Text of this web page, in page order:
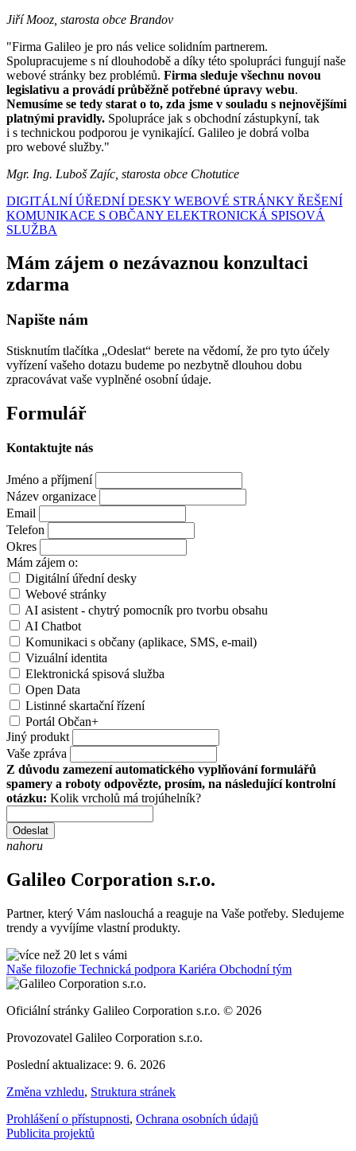
Jiří Mooz, starosta obce Brandov
"Firma Galileo je pro nás velice solidním partnerem.
Spolupracujeme s ní dlouhodobě a díky této spolupráci fungují naše
webové stránky bez problémů. Firma sleduje všechnu novou
legislativu a provádí průběžně potřebné úpravy webu.
Nemusíme se tedy starat o to, zda jsme v souladu s nejnovějšími
platnými pravidly. Spolupráce jak s obchodní zástupkyní, tak
i s technickou podporou je vynikající. Galileo je dobrá volba
pro webové služby."
Mgr. Ing. Luboš Zajíc, starosta obce Chotutice
DIGITÁLNÍ ÚŘEDNÍ DESKY WEBOVÉ STRÁNKY ŘEŠENÍ
KOMUNIKACE S OBČANY ELEKTRONICKÁ SPISOVÁ
SLUŽBA
Mám zájem o nezávaznou konzultaci
zdarma
Napište nám
Stisknutím tlačítka „Odeslat“ berete na vědomí, že pro tyto účely
vyřízení vašeho dotazu budeme po nezbytně dlouhou dobu
zpracovávat vaše vyplněné osobní údaje.
Formulář
Kontaktujte nás
Jméno a příjmení
Název organizace
Email
Telefon
Okres
Mám zájem o:
Digitální úřední desky
Webové stránky
AI asistent - chytrý pomocník pro tvorbu obsahu
AI Chatbot
Komunikaci s občany (aplikace, SMS, e-mail)
Vizuální identita
Elektronická spisová služba
Open Data
Listinné skartační řízení
Portál Občan+
Jiný produkt
Vaše zpráva
Z důvodu zamezení automatického vyplňování formulářů
spamery a roboty odpovězte, prosím, na následující kontrolní
otázku: Kolik vrcholů má trojúhelník?
Odeslat
nahoru
Galileo Corporation s.r.o.
Partner, který Vám naslouchá a reaguje na Vaše potřeby. Sledujeme
trendy a vyvíjíme vlastní produkty.
Naše filozofie Technická podpora Kariéra Obchodní tým
Oficiální stránky Galileo Corporation s.r.o. © 2026
Provozovatel Galileo Corporation s.r.o.
Poslední aktualizace: 9. 6. 2026
Změna vzhledu, Struktura stránek
Prohlášení o přístupnosti, Ochrana osobních údajů
Publicita projektů